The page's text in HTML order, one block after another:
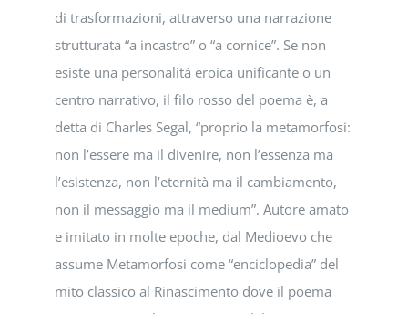
di trasformazioni, attraverso una narrazione
strutturata “a incastro” o “a cornice”. Se non
esiste una personalità eroica unificante o un
centro narrativo, il filo rosso del poema è, a
detta di Charles Segal, “proprio la metamorfosi:
non l’essere ma il divenire, non l’essenza ma
l’esistenza, non l’eternità ma il cambiamento,
non il messaggio ma il medium”. Autore amato
e imitato in molte epoche, dal Medioevo che
assume Metamorfosi come “enciclopedia” del
mito classico al Rinascimento dove il poema